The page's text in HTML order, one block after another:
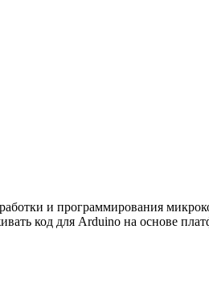
и программирования
код для Arduino на основе